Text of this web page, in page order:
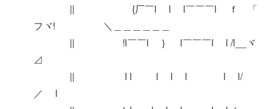
|| {厂￣l l l￣￣￣l ｆ 「
フヾ! ＼＿＿＿＿＿＿
|| !l￣￣l ｝ l￣￣￣l l /l__ヾ
⊿
|| l l l l l l l/
／ l